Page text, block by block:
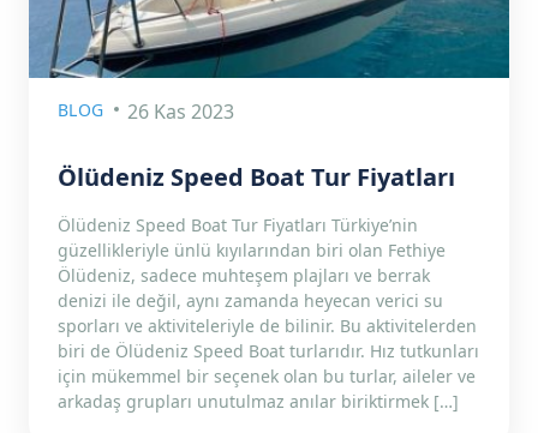
BLOG 26 Kas 2023
Ölüdeniz Speed Boat Tur Fiyatları
Ölüdeniz Speed Boat Tur Fiyatları Türkiye’nin
güzellikleriyle ünlü kıyılarından biri olan Fethiye
Ölüdeniz, sadece muhteşem plajları ve berrak
denizi ile değil, aynı zamanda heyecan verici su
sporları ve aktiviteleriyle de bilinir. Bu aktivitelerden
biri de Ölüdeniz Speed Boat turlarıdır. Hız tutkunları
için mükemmel bir seçenek olan bu turlar, aileler ve
arkadaş grupları unutulmaz anılar biriktirmek […]